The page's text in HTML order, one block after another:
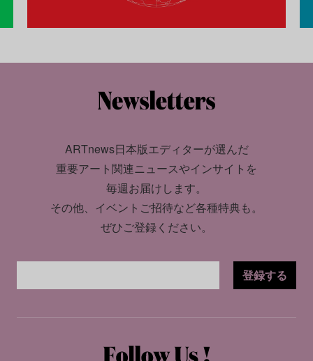
ARTnews日本版エディターが選んだ
重要アート関連ニュースやインサイトを
毎週お届けします。
その他、イベントご招待など各種特典も。
ぜひご登録ください。
登録する